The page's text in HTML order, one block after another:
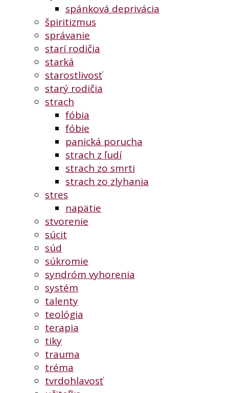
spánková deprivácia
špiritizmus
správanie
starí rodičia
starká
starostlivosť
starý rodičia
strach
fóbia
fóbie
panická porucha
strach z ľudí
strach zo smrti
strach zo zlyhania
stres
napätie
stvorenie
súcit
súd
súkromie
syndróm vyhorenia
systém
talenty
teológia
terapia
tiky
trauma
tréma
tvrdohlavosť